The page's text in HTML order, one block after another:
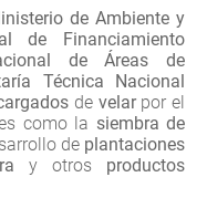
de Ambiente y
de Financiamiento
de Áreas de
Técnica Nacional
de velarpor el
como la siembra de
de plantaciones
y otros productos